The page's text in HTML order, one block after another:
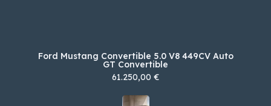
Ford Mustang Convertible 5.0 V8 449CV Auto
GT Convertible
61.250,00 €